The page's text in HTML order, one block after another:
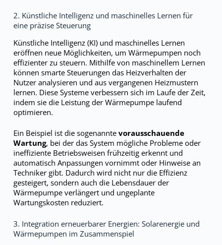
2. Künstliche Intelligenz und maschinelles Lernen für
eine präzise Steuerung
Künstliche Intelligenz (KI) und maschinelles Lernen
eröffnen neue Möglichkeiten, um Wärmepumpen noch
effizienter zu steuern. Mithilfe von maschinellem Lernen
können smarte Steuerungen das Heizverhalten der
Nutzer analysieren und aus vergangenen Heizmustern
lernen. Diese Systeme verbessern sich im Laufe der Zeit,
indem sie die Leistung der Wärmepumpe laufend
optimieren.
Ein Beispiel ist die sogenannte vorausschauende
Wartung, bei der das System mögliche Probleme oder
ineffiziente Betriebsweisen frühzeitig erkennt und
automatisch Anpassungen vornimmt oder Hinweise an
Techniker gibt. Dadurch wird nicht nur die Effizienz
gesteigert, sondern auch die Lebensdauer der
Wärmepumpe verlängert und ungeplante
Wartungskosten reduziert.
3. Integration erneuerbarer Energien: Solarenergie und
Wärmepumpen im Zusammenspiel